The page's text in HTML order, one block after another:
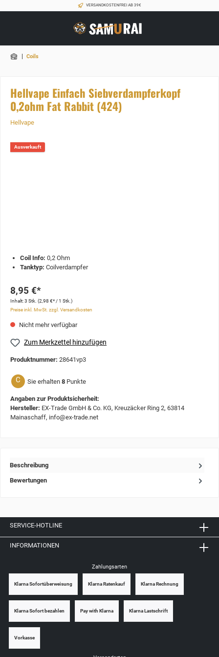
VERSANDKOSTENFREI AB 39€
| Coils
Hellvape Einfach Siebverdampferkopf
0,2ohm Fat Rabbit (424)
Hellvape
Ausverkauft
Coil Info: 0,2 Ohm
Tanktyp: Coilverdampfer
8,95 €*
Inhalt:3 Stk. (2,98 €* / 1 Stk.)
Preise inkl. MwSt. zzgl. Versandkosten
Nicht mehr verfügbar
Zum Merkzettel hinzufügen
Produktnummer: 28641vp3
C Sie erhalten 8 Punkte
Angaben zur Produktsicherheit:
Hersteller: EX-Trade GmbH & Co. KG, Kreuzäcker Ring 2, 63814
Mainaschaff, info@ex-trade.net
Beschreibung
Bewertungen
SERVICE-HOTLINE
INFORMATIONEN
Zahlungsarten
Klarna Sofortüberweisung Klarna Ratenkauf Klarna Rechnung
Klarna Sofort bezahlen Pay with Klarna Klarna Lastschrift
Vorkasse